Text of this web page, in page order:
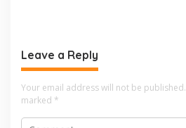
Leave a Reply
Your email address will not be published.
marked *